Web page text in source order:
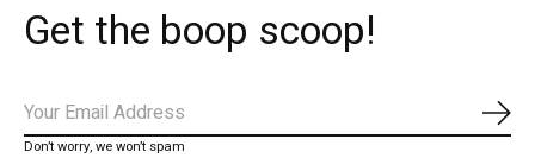
Get the boop scoop!
Don’t worry, we won’t spam